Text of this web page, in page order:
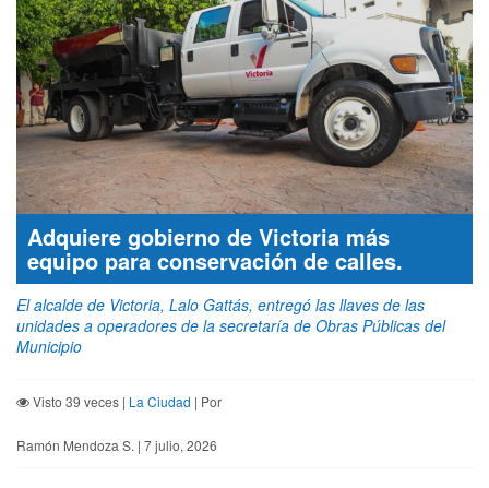
Adquiere gobierno de Victoria más
equipo para conservación de calles.
El alcalde de Victoria, Lalo Gattás, entregó las llaves de las
unidades a operadores de la secretaría de Obras Públicas del
Municipio
Visto 39 veces | La Ciudad | Por
Ramón Mendoza S. | 7 julio, 2026